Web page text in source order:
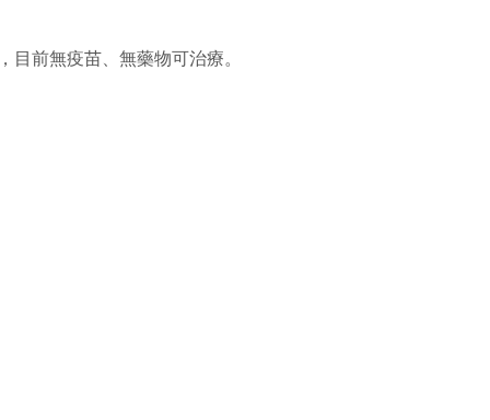
前無疫苗、無藥物可治療。